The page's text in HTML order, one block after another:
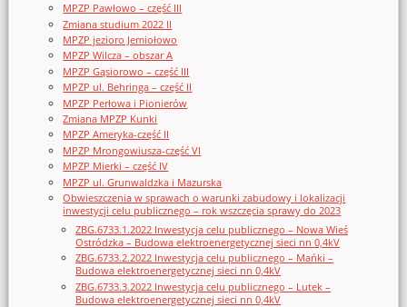
MPZP Pawłowo – część III
Zmiana studium 2022 II
MPZP jezioro Jemiołowo
MPZP Wilcza – obszar A
MPZP Gąsiorowo – część III
MPZP ul. Behringa – część II
MPZP Perłowa i Pionierów
Zmiana MPZP Kunki
MPZP Ameryka-część II
MPZP Mrongowiusza-część VI
MPZP Mierki – część IV
MPZP ul. Grunwaldzka i Mazurska
Obwieszczenia w sprawach o warunki zabudowy i lokalizacji
inwestycji celu publicznego – rok wszczęcia sprawy do 2023
ZBG.6733.1.2022 Inwestycja celu publicznego – Nowa Wieś
Ostródzka – Budowa elektroenergetycznej sieci nn 0,4kV
ZBG.6733.2.2022 Inwestycja celu publicznego – Mańki –
Budowa elektroenergetycznej sieci nn 0,4kV
ZBG.6733.3.2022 Inwestycja celu publicznego – Lutek –
Budowa elektroenergetycznej sieci nn 0,4kV